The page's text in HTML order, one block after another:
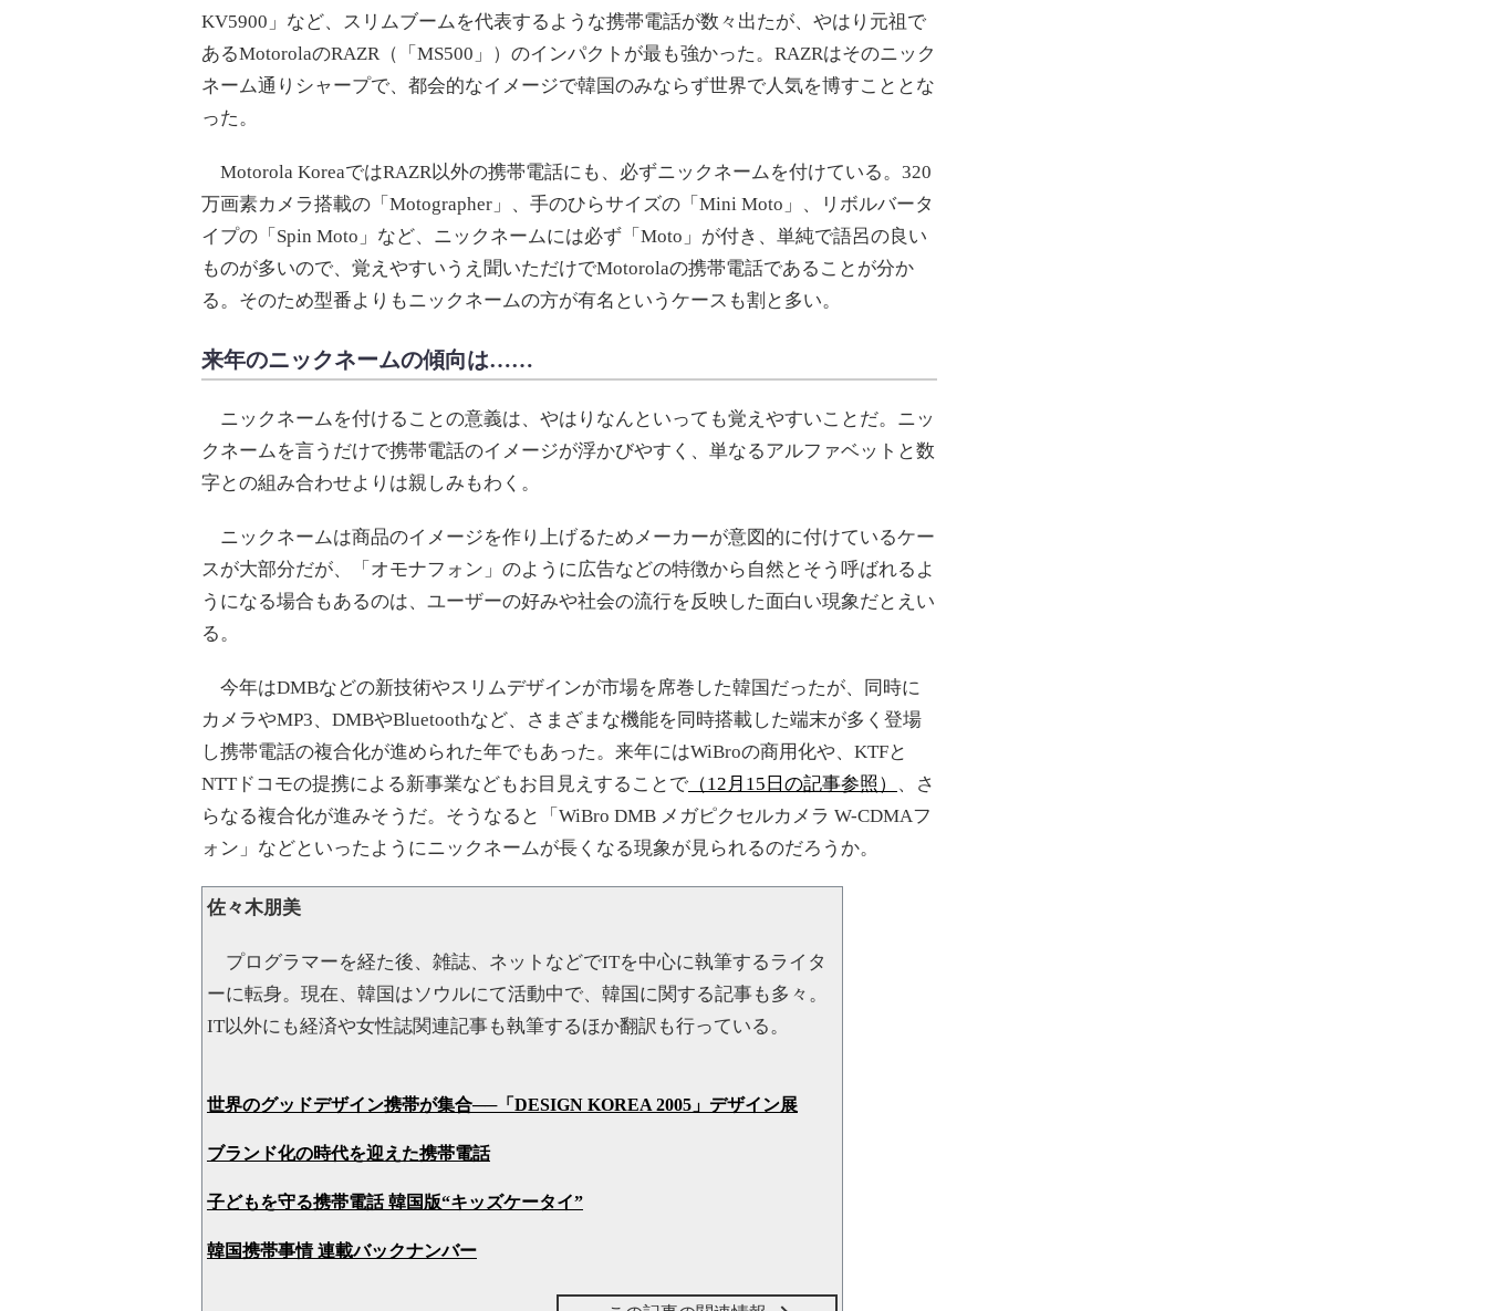
KV5900」など、スリムブームを代表するような携帯電話が数々出たが、やはり元祖で
あるMotorolaのRAZR（「MS500」）のインパクトが最も強かった。RAZRはそのニック
ネーム通りシャープで、都会的なイメージで韓国のみならず世界で人気を博すこととな
った。
Motorola KoreaではRAZR以外の携帯電話にも、必ずニックネームを付けている。320
万画素カメラ搭載の「Motographer」、手のひらサイズの「Mini Moto」、リボルバータ
イプの「Spin Moto」など、ニックネームには必ず「Moto」が付き、単純で語呂の良い
ものが多いので、覚えやすいうえ聞いただけでMotorolaの携帯電話であることが分か
る。そのため型番よりもニックネームの方が有名というケースも割と多い。
来年のニックネームの傾向は……
ニックネームを付けることの意義は、やはりなんといっても覚えやすいことだ。ニッ
クネームを言うだけで携帯電話のイメージが浮かびやすく、単なるアルファベットと数
字との組み合わせよりは親しみもわく。
ニックネームは商品のイメージを作り上げるためメーカーが意図的に付けているケー
スが大部分だが、「オモナフォン」のように広告などの特徴から自然とそう呼ばれるよ
うになる場合もあるのは、ユーザーの好みや社会の流行を反映した面白い現象だとえい
る。
今年はDMBなどの新技術やスリムデザインが市場を席巻した韓国だったが、同時に
カメラやMP3、DMBやBluetoothなど、さまざまな機能を同時搭載した端末が多く登場
し携帯電話の複合化が進められた年でもあった。来年にはWiBroの商用化や、KTFと
NTTドコモの提携による新事業などもお目見えすることで （12月15日の記事参照）
、さ
らなる複合化が進みそうだ。そうなると「WiBro DMB メガピクセルカメラ W-CDMAフ
ォン」などといったようにニックネームが長くなる現象が見られるのだろうか。
佐々木朋美
プログラマーを経た後、雑誌、ネットなどでITを中心に執筆するライタ
ーに転身。現在、韓国はソウルにて活動中で、韓国に関する記事も多々。
IT以外にも経済や女性誌関連記事も執筆するほか翻訳も行っている。
世界のグッドデザイン携帯が集合──「DESIGN KOREA 2005」デザイン展
ブランド化の時代を迎えた携帯電話
子どもを守る携帯電話 韓国版“キッズケータイ”
韓国携帯事情 連載バックナンバー